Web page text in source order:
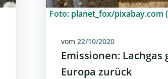
Foto: planet_fox/pixabay.com
vom 22/10/2020
Emissionen: Lachgas
Europa zurück